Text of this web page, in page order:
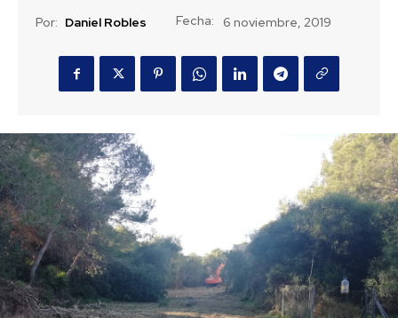
Por: Daniel Robles Fecha: 6 noviembre, 2019